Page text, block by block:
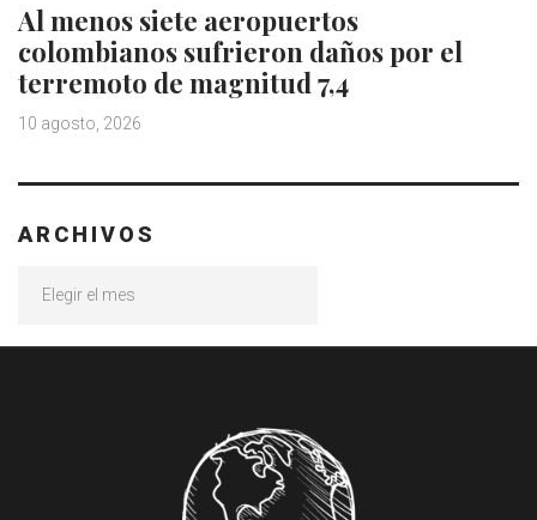
Al menos siete aeropuertos
colombianos sufrieron daños por el
terremoto de magnitud 7,4
10 agosto, 2026
ARCHIVOS